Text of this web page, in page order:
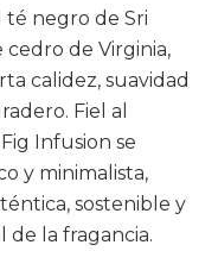
té negro de Sri
cedro de Virginia,
calidez, suavidad
Fiel al
Infusion se
y minimalista,
sostenible y
de la fragancia.